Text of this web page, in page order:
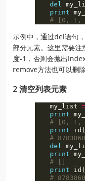
del
print
示例中，通过del语句
部分元素。这里需要注
度-1，否则会抛出
remove方法也可以删除
2 清空列表元素
my_list =
print
print
id (
del
print
print
id (